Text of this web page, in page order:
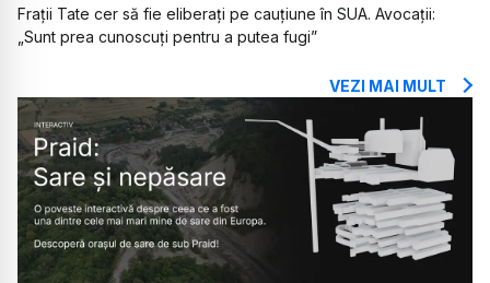
Frații Tate cer să fie eliberați pe cauțiune în SUA. Avocații:
„Sunt prea cunoscuți pentru a putea fugi”
VEZI MAI MULT